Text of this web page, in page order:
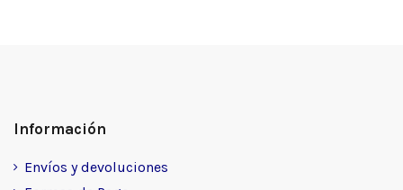
Información
Envíos y devoluciones